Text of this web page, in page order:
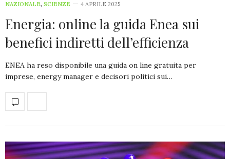
NAZIONALE, SCIENZE 4 APRILE 2025
Energia: online la guida Enea sui
benefici indiretti dell’efficienza
ENEA ha reso disponibile una guida on line gratuita per
imprese, energy manager e decisori politici sui…